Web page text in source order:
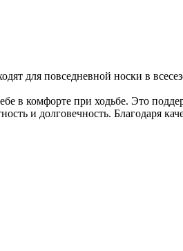
для повседневной носки в
в комфорте при ходьбе. Это
и долговечность. Благодаря